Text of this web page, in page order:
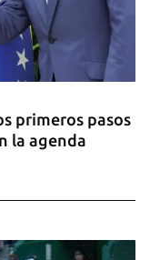
primeros pasos
la agenda